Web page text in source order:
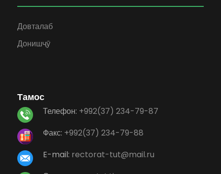
Довталаб
Донишҷӯ
Тамос
Телефон: +992(37) 234-79-87
Факс: +992(37) 234-79-88
E-mail: rectorat-tut@mail.ru